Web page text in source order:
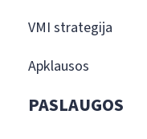
VMI strategija
Apklausos
PASLAUGOS